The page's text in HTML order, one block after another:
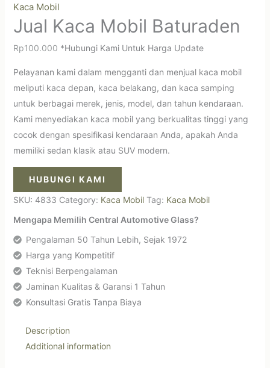
Kaca Mobil
Jual Kaca Mobil Baturaden
Rp100.000 *Hubungi Kami Untuk Harga Update
Pelayanan kami dalam mengganti dan menjual kaca mobil
meliputi kaca depan, kaca belakang, dan kaca samping
untuk berbagai merek, jenis, model, dan tahun kendaraan.
Kami menyediakan kaca mobil yang berkualitas tinggi yang
cocok dengan spesifikasi kendaraan Anda, apakah Anda
memiliki sedan klasik atau SUV modern.
HUBUNGI KAMI
SKU: 4833 Category: Kaca Mobil Tag: Kaca Mobil
Mengapa Memilih Central Automotive Glass?
Pengalaman 50 Tahun Lebih, Sejak 1972
Harga yang Kompetitif
Teknisi Berpengalaman
Jaminan Kualitas & Garansi 1 Tahun
Konsultasi Gratis Tanpa Biaya
Description
Additional information